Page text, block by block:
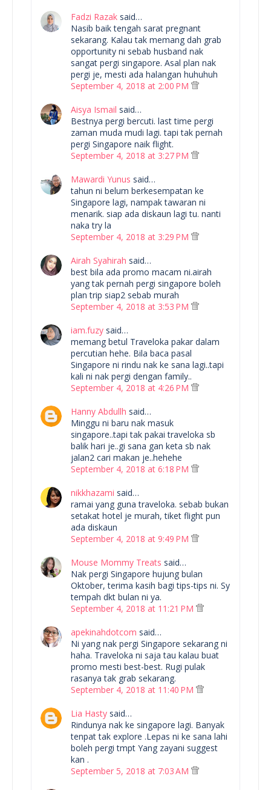
Fadzi Razak said…
Nasib baik tengah sarat pregnant
sekarang. Kalau tak memang dah grab
opportunity ni sebab husband nak
sangat pergi singapore. Asal plan nak
pergi je, mesti ada halangan huhuhuh
September 4, 2018 at 2:00 PM
Aisya Ismail said…
Bestnya pergi bercuti. last time pergi
zaman muda mudi lagi. tapi tak pernah
pergi Singapore naik flight.
September 4, 2018 at 3:27 PM
Mawardi Yunus said…
tahun ni belum berkesempatan ke
Singapore lagi, nampak tawaran ni
menarik. siap ada diskaun lagi tu. nanti
naka try la
September 4, 2018 at 3:29 PM
Airah Syahirah said…
best bila ada promo macam ni.airah
yang tak pernah pergi singapore boleh
plan trip siap2 sebab murah
September 4, 2018 at 3:53 PM
iam.fuzy said…
memang betul Traveloka pakar dalam
percutian hehe. Bila baca pasal
Singapore ni rindu nak ke sana lagi..tapi
kali ni nak pergi dengan family..
September 4, 2018 at 4:26 PM
Hanny Abdullh said…
Minggu ni baru nak masuk
singapore..tapi tak pakai traveloka sb
balik hari je..gi sana gan keta sb nak
jalan2 cari makan je..hehehe
September 4, 2018 at 6:18 PM
nikkhazami said…
ramai yang guna traveloka. sebab bukan
setakat hotel je murah, tiket flight pun
ada diskaun
September 4, 2018 at 9:49 PM
Mouse Mommy Treats said…
Nak pergi Singapore hujung bulan
Oktober, terima kasih bagi tips-tips ni. Sy
tempah dkt bulan ni ya.
September 4, 2018 at 11:21 PM
apekinahdotcom said…
Ni yang nak pergi Singapore sekarang ni
haha. Traveloka ni saja tau kalau buat
promo mesti best-best. Rugi pulak
rasanya tak grab sekarang.
September 4, 2018 at 11:40 PM
Lia Hasty said…
Rindunya nak ke singapore lagi. Banyak
tenpat tak explore .Lepas ni ke sana lahi
boleh pergi tmpt Yang zayani suggest
kan .
September 5, 2018 at 7:03 AM